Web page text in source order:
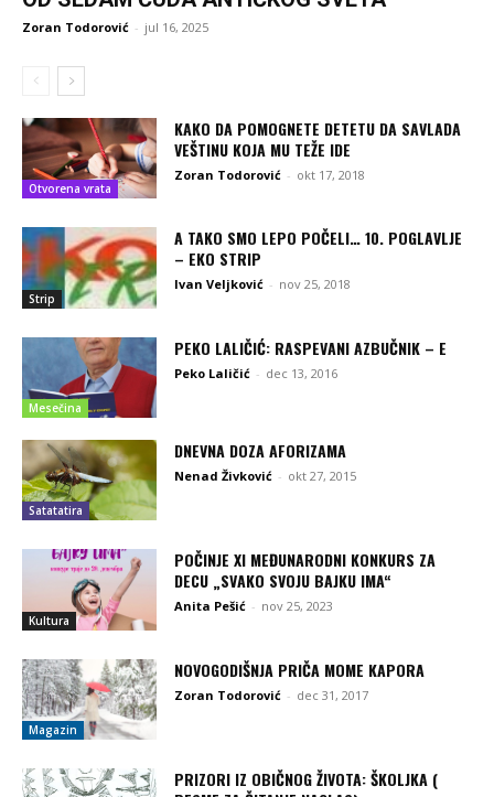
Zoran Todorović - jul 16, 2025
Otvorena vrata
KAKO DA POMOGNETE DETETU DA SAVLADA
VEŠTINU KOJA MU TEŽE IDE
Zoran Todorović - okt 17, 2018
Strip
A TAKO SMO LEPO POČELI… 10. POGLAVLJE
– EKO STRIP
Ivan Veljković - nov 25, 2018
Mesečina
PEKO LALIČIĆ: RASPEVANI AZBUČNIK – E
Peko Laličić - dec 13, 2016
Satatatira
DNEVNA DOZA AFORIZAMA
Nenad Živković - okt 27, 2015
Kultura
POČINJE XI MEĐUNARODNI KONKURS ZA
DECU „SVAKO SVOJU BAJKU IMA“
Anita Pešić - nov 25, 2023
Magazin
NOVOGODIŠNJA PRIČA MOME KAPORA
Zoran Todorović - dec 31, 2017
PRIZORI IZ OBIČNOG ŽIVOTA: ŠKOLJKA (